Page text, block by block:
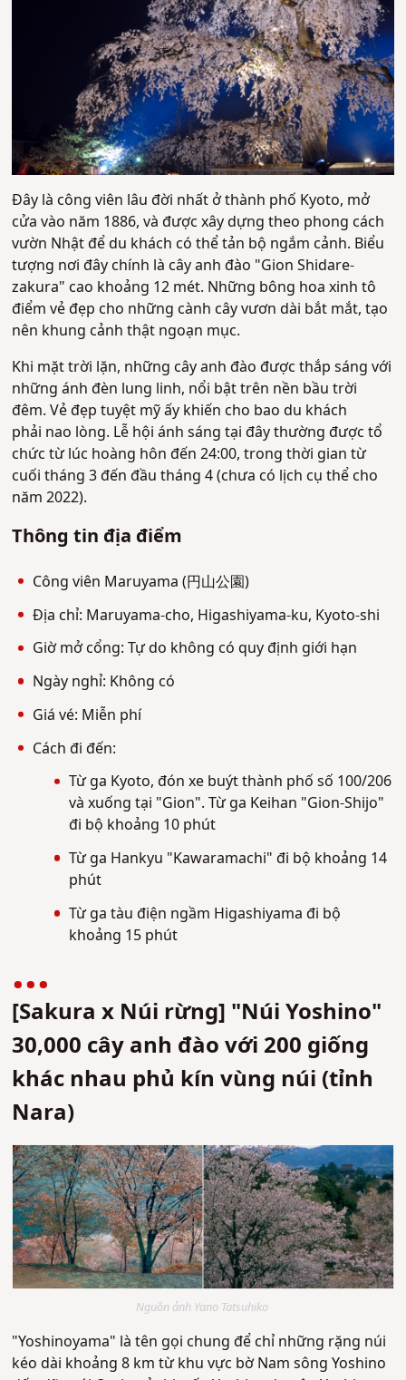
Đây là công viên lâu đời nhất ở thành phố Kyoto, mở
cửa vào năm 1886, và được xây dựng theo phong cách
vườn Nhật để du khách có thể tản bộ ngắm cảnh. Biểu
tượng nơi đây chính là cây anh đào "Gion Shidare-
zakura" cao khoảng 12 mét. Những bông hoa xinh tô
điểm vẻ đẹp cho những cành cây vươn dài bắt mắt, tạo
nên khung cảnh thật ngoạn mục.
Khi mặt trời lặn, những cây anh đào được thắp sáng với
những ánh đèn lung linh, nổi bật trên nền bầu trời
đêm. Vẻ đẹp tuyệt mỹ ấy khiến cho bao du khách
phải nao lòng. Lễ hội ánh sáng tại đây thường được tổ
chức từ lúc hoàng hôn đến 24:00, trong thời gian từ
cuối tháng 3 đến đầu tháng 4 (chưa có lịch cụ thể cho
năm 2022).
Thông tin địa điểm
Công viên Maruyama (円山公園)
Địa chỉ: Maruyama-cho, Higashiyama-ku, Kyoto-shi
Giờ mở cổng: Tự do không có quy định giới hạn
Ngày nghỉ: Không có
Giá vé: Miễn phí
Cách đi đến:
Từ ga Kyoto, đón xe buýt thành phố số 100/206
và xuống tại "Gion". Từ ga Keihan "Gion-Shijo"
đi bộ khoảng 10 phút
Từ ga Hankyu "Kawaramachi" đi bộ khoảng 14
phút
Từ ga tàu điện ngầm Higashiyama đi bộ
khoảng 15 phút
[Sakura x Núi rừng] "Núi Yoshino"
30,000 cây anh đào với 200 giống
khác nhau phủ kín vùng núi (tỉnh
Nara)
Nguồn ảnh Yano Tatsuhiko
"Yoshinoyama" là tên gọi chung để chỉ những rặng núi
kéo dài khoảng 8 km từ khu vực bờ Nam sông Yoshino